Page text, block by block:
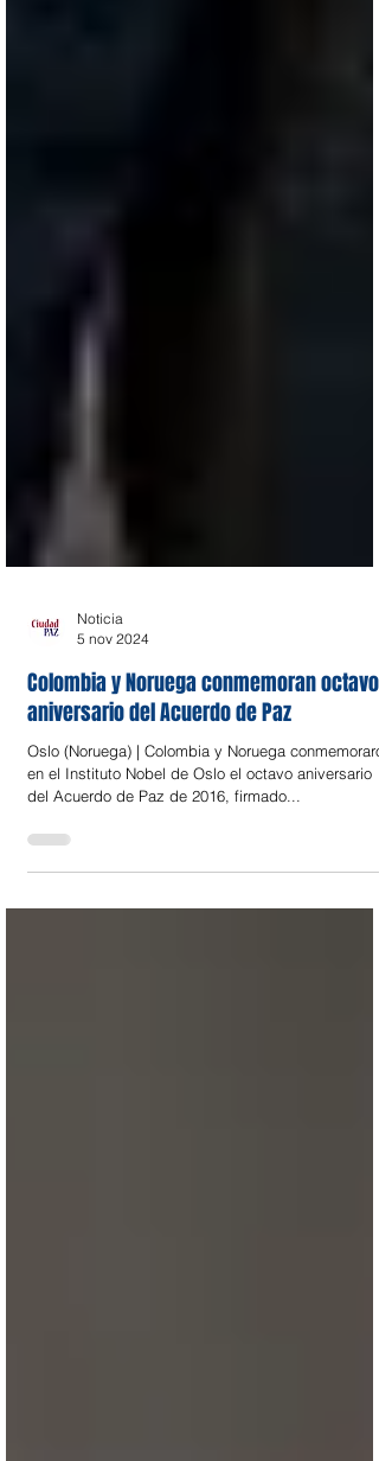
5 nov 2024
Colombia y Noruega conmemoran octavo
aniversario del Acuerdo de Paz
Oslo (Noruega) | Colombia y Noruega conmemoraron
del Acuerdo de Paz de 2016, firmado...